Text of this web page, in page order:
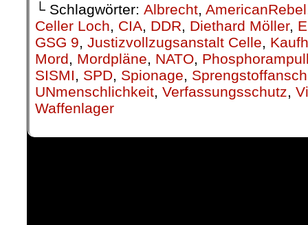
└ Schlagwörter: Albrecht, AmericanRebel
Celler Loch, CIA, DDR, Diethard Möller,
GSG 9, Justizvollzugsanstalt Celle,
Mord, Mordpläne, NATO,
SISMI, SPD, Spionage,
UNmenschlichkeit, Verfassungsschutz,
Waffenlager